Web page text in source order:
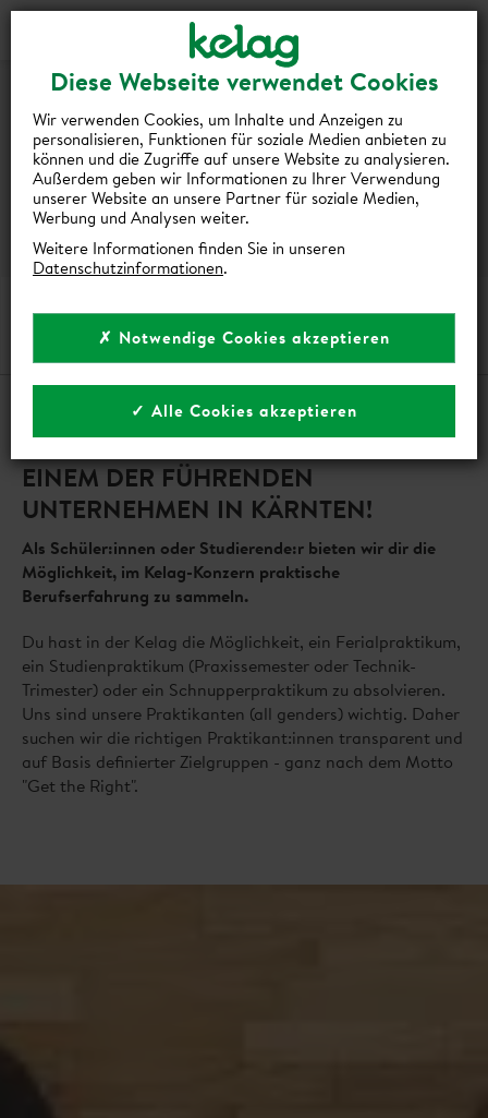
Diese Webseite verwendet Cookies
Wir verwenden Cookies, um Inhalte und Anzeigen zu
personalisieren, Funktionen für soziale Medien anbieten zu
können und die Zugriffe auf unsere Website zu analysieren.
Außerdem geben wir Informationen zu Ihrer Verwendung
unserer Website an unsere Partner für soziale Medien,
Werbung und Analysen weiter.
Weitere Informationen finden Sie in unseren
Datenschutzinformationen.
✗ Notwendige Cookies akzeptieren
✓ Alle Cookies akzeptieren
Login
DEIN
PRAKTIKUM
BEI
DER
KELAG
DEIN PRAKTIKUM BEI DER KELAG
SAMMLE BERUFSERFAHRUNG IN
EINEM DER FÜHRENDEN
UNTERNEHMEN IN KÄRNTEN!
Als Schüler:innen oder Studierende:r bieten wir dir die
Möglichkeit, im Kelag-Konzern praktische
Berufserfahrung zu sammeln.
Du hast in der Kelag die Möglichkeit, ein Ferialpraktikum,
ein Studienpraktikum (Praxissemester oder Technik-
Trimester) oder ein Schnupperpraktikum zu absolvieren.
Uns sind unsere Praktikanten (all genders) wichtig. Daher
suchen wir die richtigen Praktikant:innen transparent und
auf Basis definierter Zielgruppen - ganz nach dem Motto
"Get the Right".